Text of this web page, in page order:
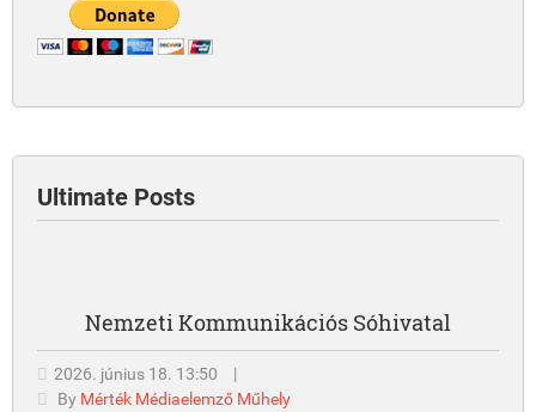
Ultimate Posts
Nemzeti Kommunikációs Sóhivatal
2026. június 18. 13:50
|
By Mérték Médiaelemző Műhely